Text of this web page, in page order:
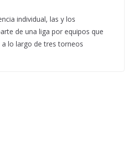
individual, las y los
de una liga por equipos que
lo largo de tres torneos